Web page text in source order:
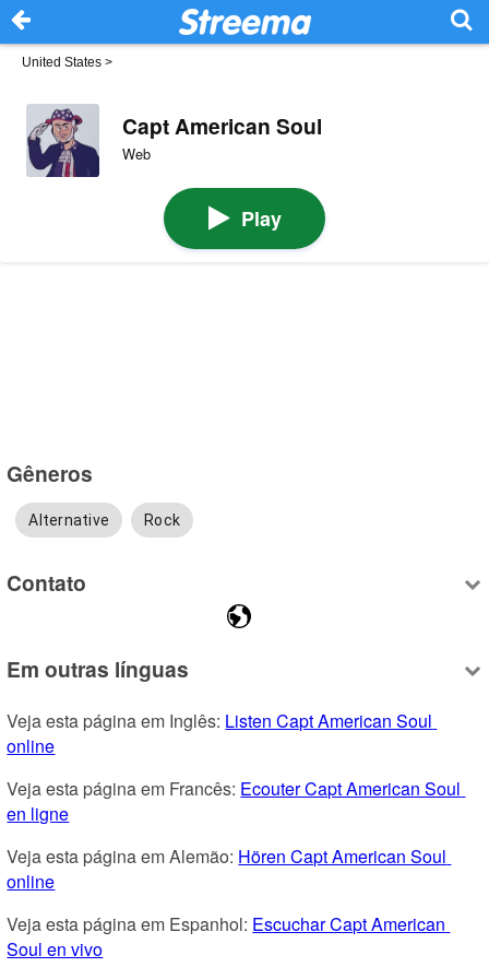
United States >
Capt American Soul
Web
Play
Gêneros
Alternative Rock
Contato
Em outras línguas
Veja esta página em Inglês: Listen Capt American Soul
online
Veja esta página em Francês: Ecouter Capt American Soul
en ligne
Veja esta página em Alemão: Hören Capt American Soul
online
Veja esta página em Espanhol: Escuchar Capt American
Soul en vivo